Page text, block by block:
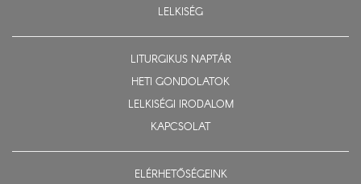
LELKISÉG
LITURGIKUS NAPTÁR
HETI GONDOLATOK
LELKISÉGI IRODALOM
KAPCSOLAT
ELÉRHETŐSÉGEINK